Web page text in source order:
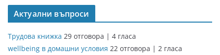
Актуални въпроси
Трудова книжка 29 отговора | 4 гласа
wellbeing в домашни условия 22 отговора | 2 гласа